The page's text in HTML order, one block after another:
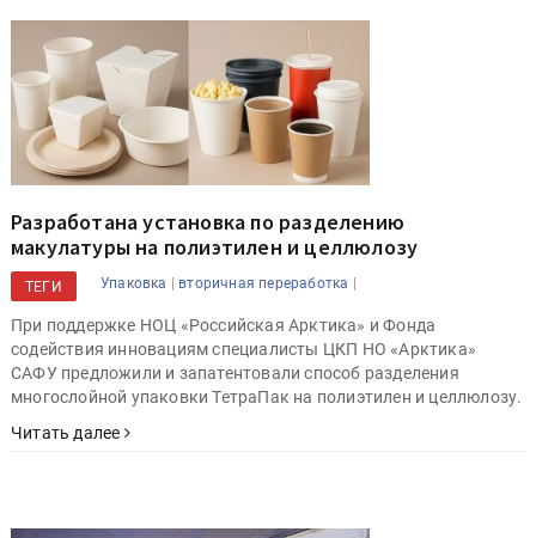
Разработана установка по разделению
макулатуры на полиэтилен и целлюлозу
ТЕГИ Упаковка | вторичная переработка |
При поддержке НОЦ «Российская Арктика» и Фонда
содействия инновациям специалисты ЦКП НО «Арктика»
САФУ предложили и запатентовали способ разделения
многослойной упаковки ТетраПак на полиэтилен и целлюлозу.
Читать далее